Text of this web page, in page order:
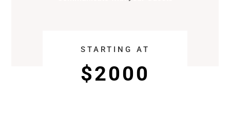
STARTING AT
$2000